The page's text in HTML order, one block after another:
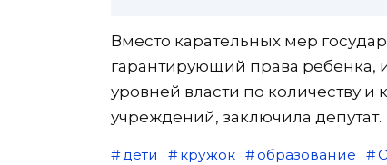
Вместо карательных мер
гарантирующий права ребенка,
уровней власти по количеству
учреждений, заключила депутат.
дети кружок образование